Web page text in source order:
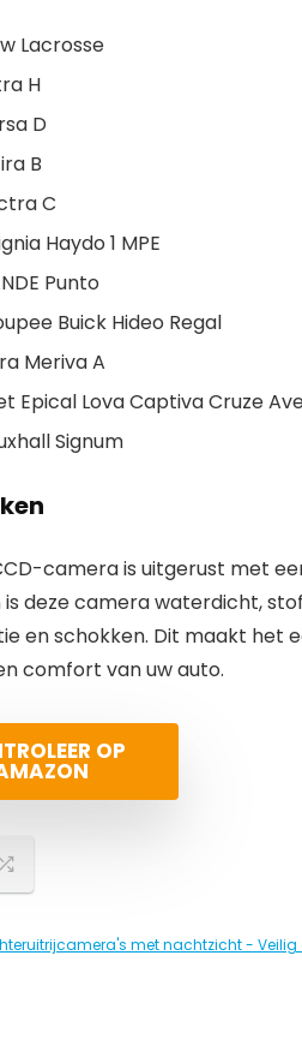
Lacrosse
H
D
B
C
Haydo 1 MPE
Punto
Buick Hideo Regal
Meriva A
Epical Lova Captiva Cruze
Signum
camera is uitgerust met
is deze camera waterdicht,
en schokken. Dit maakt het
comfort van uw auto.
OP
met nachtzicht - Veilig